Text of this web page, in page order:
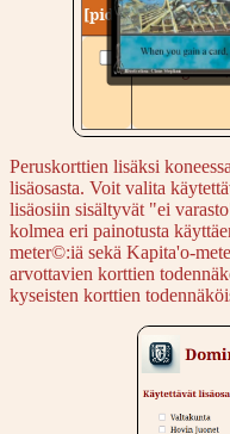
Peruskorttien lisäksi
lisäosasta. Voit valita
lisäosiin sisältyvät "ei
kolmea eri painotusta
meter©:iä sekä Kapita'o-
arvottavien korttien
kyseisten korttien